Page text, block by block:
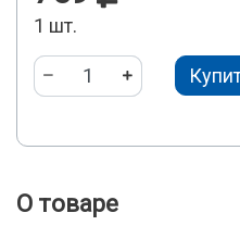
1 шт.
О товаре